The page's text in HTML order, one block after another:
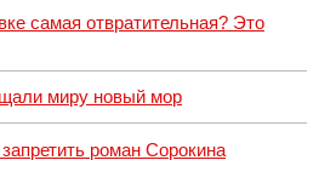
самая отвратительная? Это
миру новый мор
роман Сорокина